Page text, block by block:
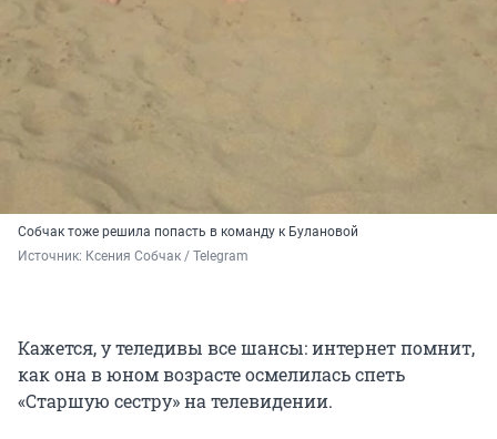
Собчак тоже решила попасть в команду к Булановой
Источник: Ксения Собчак / Telegram
Кажется, у теледивы все шансы: интернет помнит,
как она в юном возрасте осмелилась спеть
«Старшую сестру» на телевидении.